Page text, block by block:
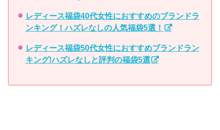
レディース福袋40代女性におすすめのブランドラ
ンキング！ハズレなしの人気福袋5選！
レディース福袋50代女性におすすめブランドラン
キング!ハズレなしと評判の福袋5選